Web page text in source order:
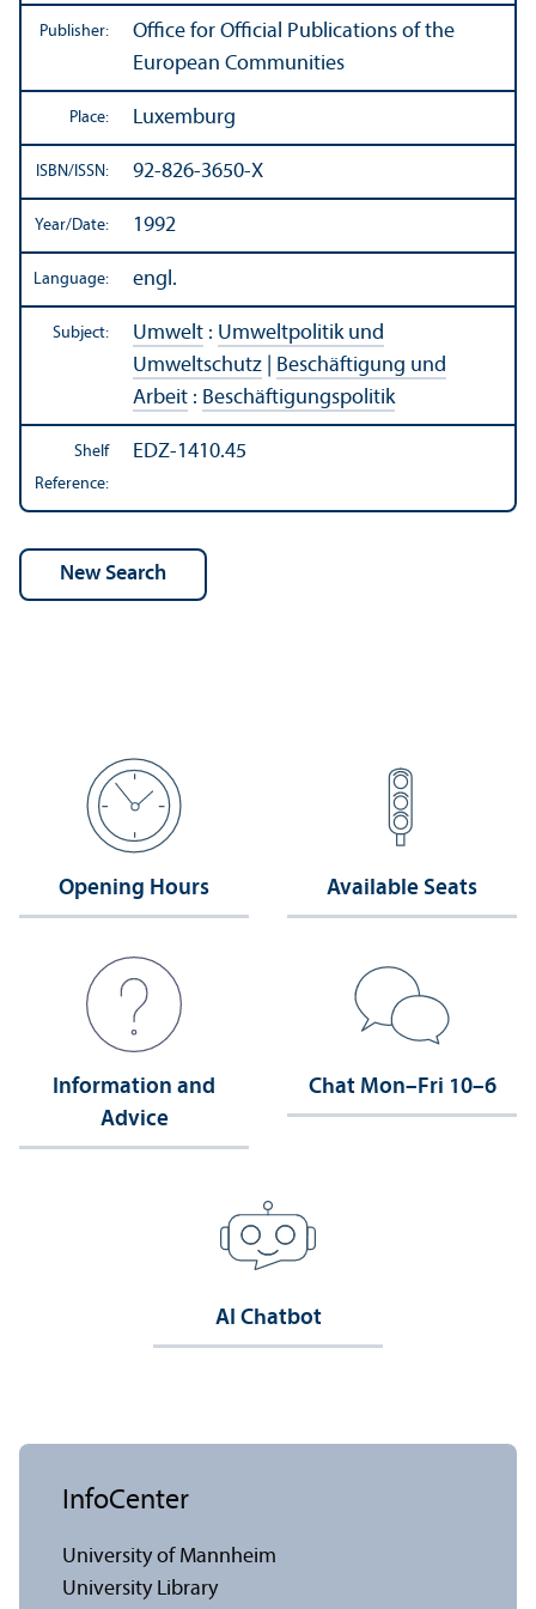
Publisher:
Office for Official Publications of the
European Communities
Place: Luxemburg
ISBN/ISSN: 92-826-3650-X
Year/Date: 1992
Language: engl.
Subject: Umwelt : Umweltpolitik und
Umweltschutz
Beschäftigung und
Arbeit : Beschäftigungspolitik
Shelf
Reference:
EDZ-1410.45
Opening Hours Available Seats
Information and
Advice
Chat Mon–Fri 10–6
AI Chatbot
InfoCenter
University of Mannheim
University Library